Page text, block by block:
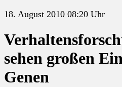
18. August 2010 08:20 Uhr
sehen großen
Genen